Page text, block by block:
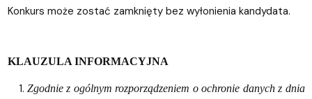
Konkurs może zostać zamknięty bez wyłonienia kandydata.
KLAUZULA INFORMACYJNA
Zgodnie z ogólnym rozporządzeniem o ochronie danych z dnia